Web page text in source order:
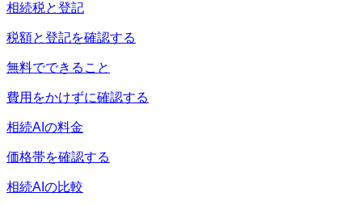
相続税と登記
税額と登記を確認する
無料でできること
費用をかけずに確認する
相続AIの料金
価格帯を確認する
相続AIの比較